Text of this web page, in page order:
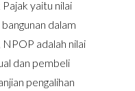
yaitu nilai
dalam
adalah nilai
dan pembeli
pengalihan